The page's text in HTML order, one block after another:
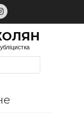
Instagram